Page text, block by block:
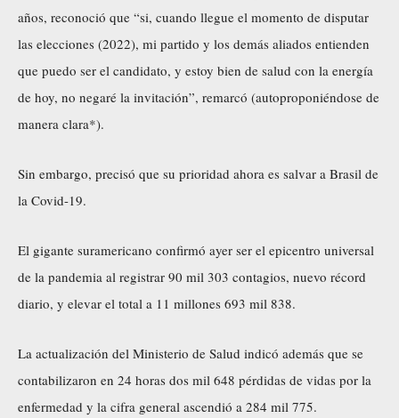
años, reconoció que “si, cuando llegue el momento de disputar
las elecciones (2022), mi partido y los demás aliados entienden
que puedo ser el candidato, y estoy bien de salud con la energía
de hoy, no negaré la invitación”, remarcó (autoproponiéndose de
manera clara*).
Sin embargo, precisó que su prioridad ahora es salvar a Brasil de
la Covid-19.
El gigante suramericano confirmó ayer ser el epicentro universal
de la pandemia al registrar 90 mil 303 contagios, nuevo récord
diario, y elevar el total a 11 millones 693 mil 838.
La actualización del Ministerio de Salud indicó además que se
contabilizaron en 24 horas dos mil 648 pérdidas de vidas por la
enfermedad y la cifra general ascendió a 284 mil 775.